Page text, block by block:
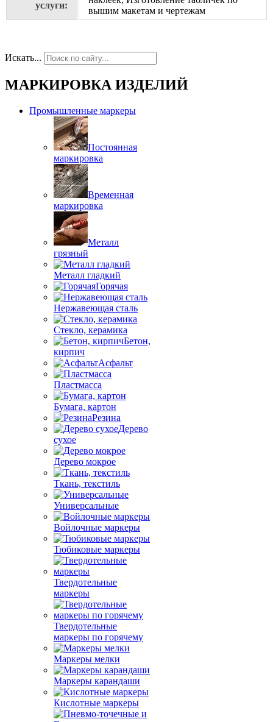
услуги:
вышим макетам и чертежам
Искать...
МАРКИРОВКА ИЗДЕЛИЙ
Промышленные маркеры
Постоянная
маркировка
Временная
маркировка
Металл
грязный
Металл гладкий
Горячая
Нержавеющая сталь
Стекло, керамика
Бетон,
кирпич
Асфальт
Пластмасса
Бумага, картон
Резина
Дерево
сухое
Дерево мокрое
Ткань, текстиль
Универсальные
Войлочные маркеры
Тюбиковые маркеры
Твердотельные
маркеры
Твердотельные
маркеры по горячему
Маркеры мелки
Маркеры карандаши
Кислотные маркеры